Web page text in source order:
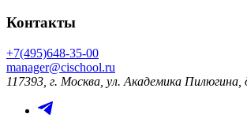
Контакты
+7(495)648-35-00
manager@cischool.ru
117393, г. Москва, ул. Академика Пилюгина,